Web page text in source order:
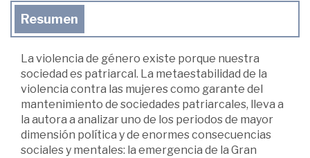
Resumen
La violencia de género existe porque nuestra
sociedad es patriarcal. La metaestabilidad de la
violencia contra las mujeres como garante del
mantenimiento de sociedades patriarcales, lleva a
la autora a analizar uno de los periodos de mayor
dimensión política y de enormes consecuencias
sociales y mentales: la emergencia de la Gran